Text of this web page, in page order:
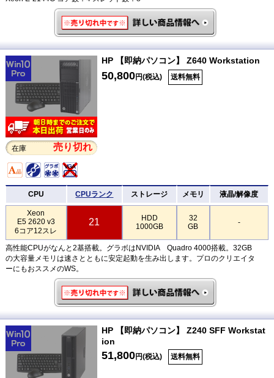
在庫 売り切れ
HP 【即納パソコン】 Z640 Workstation
50,800円(税込) 送料無料
CPU CPUランク ストレージ メモリ 液晶/解像度
Xeon
E5 2620 v3
6コア12スレ
21
HDD
1000GB
32
GB
-
高性能CPUがなんと2基搭載。グラボはNVIDIA Quadro 4000搭載。32GB
の大容量メモリは速さとともに安定起動を生み出します。プロのクリエイタ
ーにもおススメのWS。
HP 【即納パソコン】 Z240 SFF Workstat
ion
51,800円(税込) 送料無料